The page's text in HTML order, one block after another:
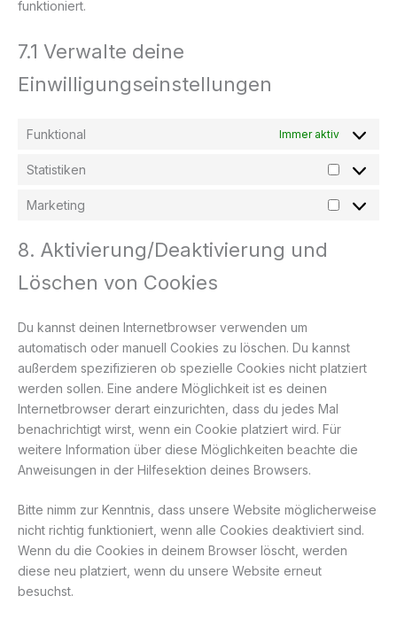
funktioniert.
7.1 Verwalte deine
Einwilligungseinstellungen
Funktional Immer aktiv
Statistiken
Statistiken
Marketing
Marketing
8. Aktivierung/Deaktivierung und
Löschen von Cookies
Du kannst deinen Internetbrowser verwenden um
automatisch oder manuell Cookies zu löschen. Du kannst
außerdem spezifizieren ob spezielle Cookies nicht platziert
werden sollen. Eine andere Möglichkeit ist es deinen
Internetbrowser derart einzurichten, dass du jedes Mal
benachrichtigt wirst, wenn ein Cookie platziert wird. Für
weitere Information über diese Möglichkeiten beachte die
Anweisungen in der Hilfesektion deines Browsers.
Bitte nimm zur Kenntnis, dass unsere Website möglicherweise
nicht richtig funktioniert, wenn alle Cookies deaktiviert sind.
Wenn du die Cookies in deinem Browser löscht, werden
diese neu platziert, wenn du unsere Website erneut
besuchst.